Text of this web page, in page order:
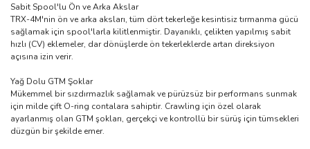
Sabit Spool'lu Ön ve Arka Akslar
TRX-4M'nin ön ve arka aksları, tüm dört tekerleğe kesintisiz tırmanma gücü
sağlamak için spool'larla kilitlenmiştir. Dayanıklı, çelikten yapılmış sabit
hızlı (CV) eklemeler, dar dönüşlerde ön tekerleklerde artan direksiyon
açısına izin verir.
Yağ Dolu GTM Şoklar
Mükemmel bir sızdırmazlık sağlamak ve pürüzsüz bir performans sunmak
için milde çift O-ring contalara sahiptir. Crawling için özel olarak
ayarlanmış olan GTM şokları, gerçekçi ve kontrollü bir sürüş için tümsekleri
düzgün bir şekilde emer.